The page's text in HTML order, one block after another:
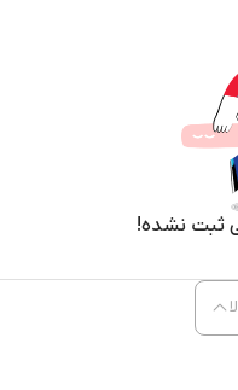
لب جامد حاوی انواع ویتامین
کرده، مانع ایجاد چروک
کننده است و خشکی پوست لب را
ثبت نشده!